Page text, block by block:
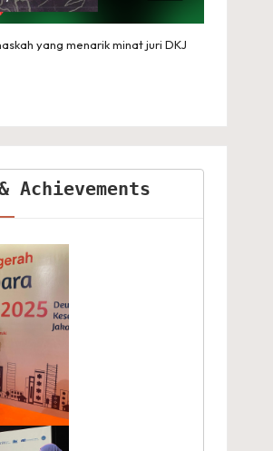
yang menarik minat juri DKJ
Achievements